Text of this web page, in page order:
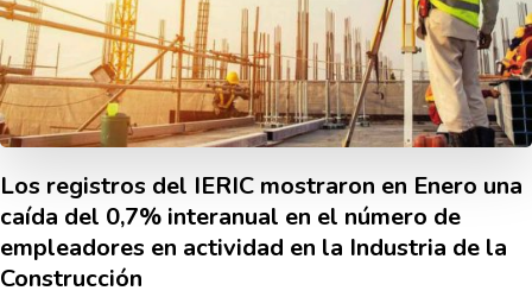
Los registros del IERIC mostraron en Enero una
caí­da del 0,7% interanual en el número de
empleadores en actividad en la Industria de la
Construcción